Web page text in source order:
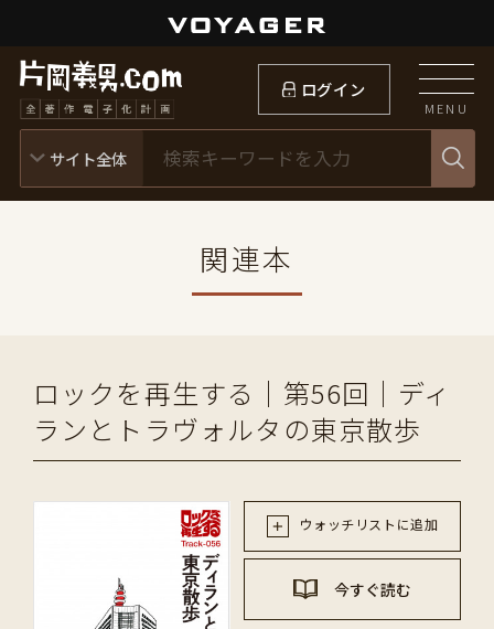
ログイン
MENU
関連本
ロックを再生する｜第56回｜ディ
ランとトラヴォルタの東京散歩
ウォッチリストに追加
今すぐ読む